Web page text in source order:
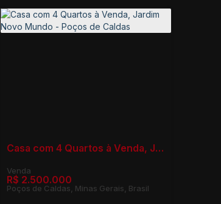
Casa com 4 Quartos à Venda, Jardim Novo Mundo - Poços de Caldas
R$ 2.500.000
Poços de Caldas, Minas Gerais, Brasil